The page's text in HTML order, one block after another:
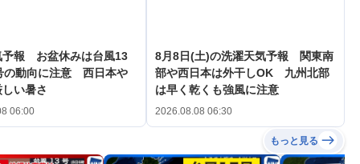
予報 お盆休みは台風13
の動向に注意 西日本や
い暑さ
06:00
8月8日(土)の洗濯天気予報 関東南
部や西日本は外干しOK 九州北部
は早く乾くも強風に注意
2026.08.08 06:30
もっと見る